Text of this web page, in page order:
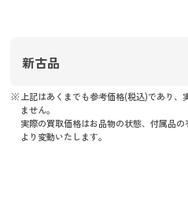
新古品
上記はあくまでも参考価格(税込)であり
ません。
実際の買取価格はお品物の状態、付属品
より変動いたします。